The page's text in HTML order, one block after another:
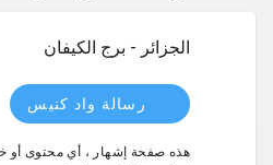
الجزائر - برج الكيفان
رسالة واد كنيس
هذه صفحة إشهار ، أي محتوى أو